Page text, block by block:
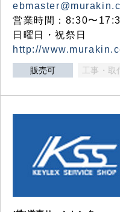
営業時間：8:30〜
日曜日・祝祭日
http://
販売可 工事・取